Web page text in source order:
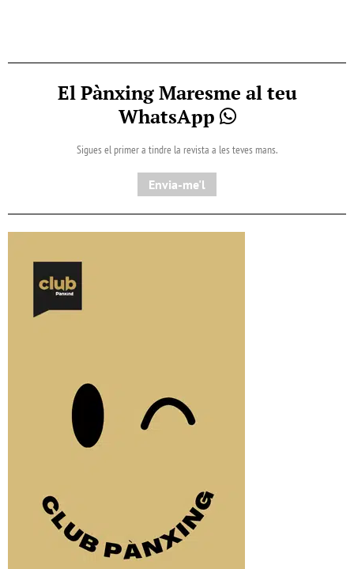
El Pànxing Maresme al teu
WhatsApp
Sigues el primer a tindre la revista a les teves mans.
Envia-me'l